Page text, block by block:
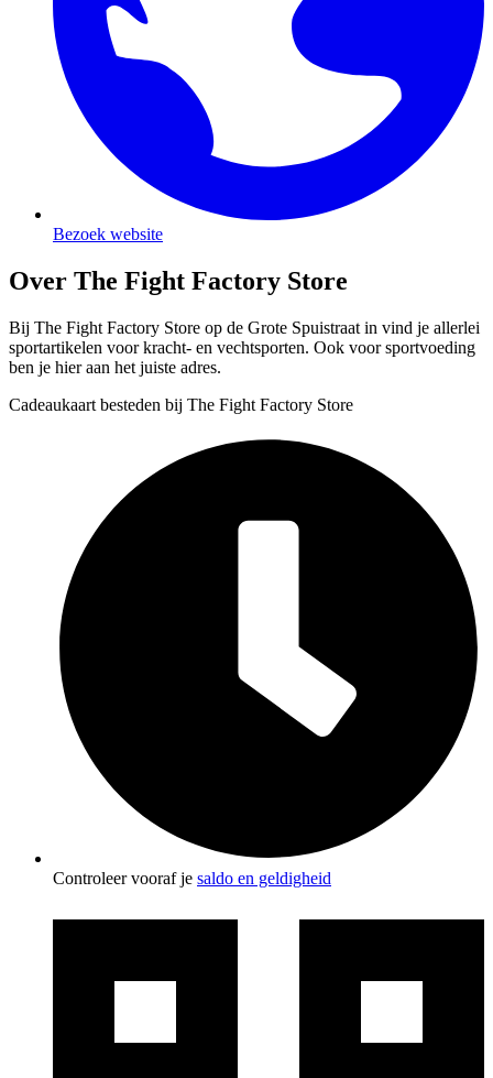
Bezoek website
Over The Fight Factory Store
Bij The Fight Factory Store op de Grote Spuistraat in vind je allerlei
sportartikelen voor kracht- en vechtsporten. Ook voor sportvoeding
ben je hier aan het juiste adres.
Cadeaukaart besteden bij The Fight Factory Store
Controleer vooraf je saldo en geldigheid